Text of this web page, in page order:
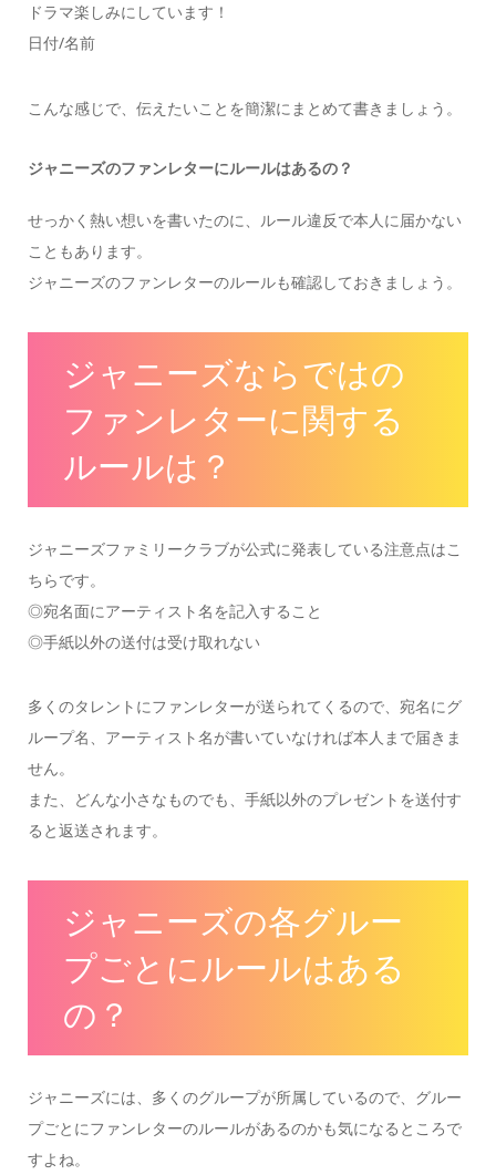
ドラマ楽しみにしています！
日付/名前
こんな感じで、伝えたいことを簡潔にまとめて書きましょう。
ジャニーズのファンレターにルールはあるの？
せっかく熱い想いを書いたのに、ルール違反で本人に届かない
こともあります。
ジャニーズのファンレターのルールも確認しておきましょう。
ジャニーズならではの
ファンレターに関する
ルールは？
ジャニーズファミリークラブが公式に発表している注意点はこ
ちらです。
◎宛名面にアーティスト名を記入すること
◎手紙以外の送付は受け取れない
多くのタレントにファンレターが送られてくるので、宛名にグ
ループ名、アーティスト名が書いていなければ本人まで届きま
せん。
また、どんな小さなものでも、手紙以外のプレゼントを送付す
ると返送されます。
ジャニーズの各グルー
プごとにルールはある
の？
ジャニーズには、多くのグループが所属しているので、グルー
プごとにファンレターのルールがあるのかも気になるところで
すよね。